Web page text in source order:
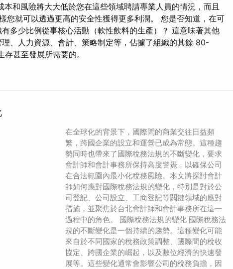
和風險將大大低於您在這些領域聘請專業人員的情況，而且
您就可以透過更高的安全性獲得更多利潤。 您是否知道，在可
多少比例從事核心活動（軟性飲料的生產）？ 這意味著其他
、人力資源、會計、策略制定等，佔據了組織的其餘 80-
甚至發展所需要的。
在全球化的背景下，國際間的商業交往日益頻
繁，跨國企業的設立和運營已成為常態。這種趨
勢同時也帶來了國際稅務法規的不斷變化，要求
會計師和會計事務所保持高度警覺，以確保公司
在合法範圍內最小化稅務風險。本文將探討會計
師如何應對國際稅務法規的變化，特別是對於公
司登記、公司設立、工商登記等關鍵領域的應對
措施，並聚焦於台北會計師和會計事務所在這一
過程中的角色。 國際稅務法規的變化 國際稅務法
規的不斷變化是一個持續的趨勢。這種變化可能
來自於不同國家的稅務政策調整、國際間的稅收
協定、跨國企業的崛起，以及數位經濟的快速發
展等。這些變化通常會影響公司的稅務負擔，因